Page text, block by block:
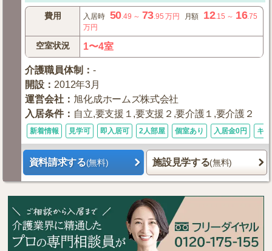
費用 入居時 50.49 ～ 73.95 万円 月額 12.15 ～ 16.75
万円
空室状況 1〜4室
介護職員体制 ：-
開設 ： 2012年3月
運営会社 ： 旭化成ホームズ株式会社
入居条件： 自立,要支援１,要支援２,要介護１,要介護２
新着情報 見学可 即入居可 2人部屋 個室あり 入居金0円 キ
資料請求する(無料) 施設見学する(無料)